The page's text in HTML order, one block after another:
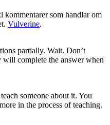
kommentarer som handlar om
Vulverine.
partially. Wait. Don’t
will complete the answer when
someone about it. You
in the process of teaching.